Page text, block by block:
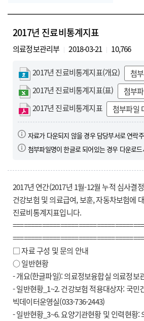
2017년 진료비통계지표
의료정보관리부 2018-03-21 10,766
2017년 진료비통계지표(개요)
첨
2017년 진료비통계지표(표)
첨부
2017년 진료비통계지표
첨부파일
자료가 다운되지 않을 경우 담당부서로 연락
첨부파일명이 한글로 되어있는 경우 다운로
2017년 연간(2017년 1월-12월 누적 심사결
건강보험 및 의료급여, 보훈, 자동차보험에
진료비통계지표입니다.
□ 자료 구성 및 문의 안내
○ 일반현황
- 개요(한글파일): 의료정보융합실 의료정보
- 일반현황_1~2. 건강보험 적용대상자: 국민
빅데이터운영실(033-736-2443)
- 일반현황_3~6. 요양기관현황 및 인력현황: